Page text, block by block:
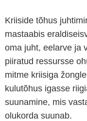
Kriiside tõhus
mastaabis
oma juht, eelarve ja
piiratud ressursse
mitme kriisiga
kulutõhus igasse
suunamine, mis
olukorda suunab.